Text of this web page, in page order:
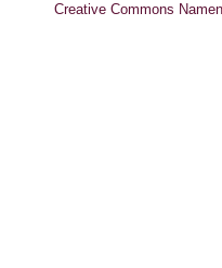
Creative Commons